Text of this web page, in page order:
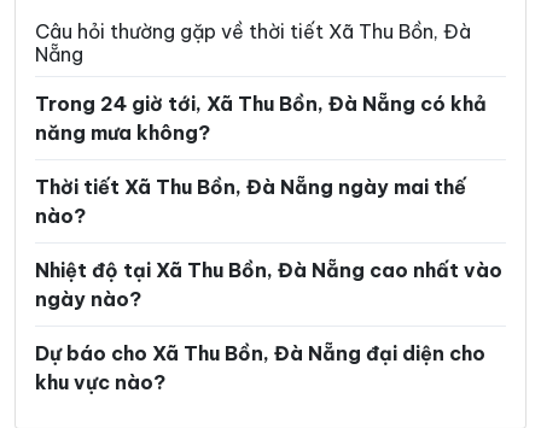
Xã Lãnh Ngọc Xã Nam Giang
Xã Nam Phước Xã Nam Trà My
Xã Nông Sơn
Xã Phước Hiệp
Xã Phước Thành Xã Phước Trà
Xã Quế Phước
Xã Quế Sơn Trung Xã Sơn Cẩm Hà
Câu hỏi thường gặp về thời tiết Xã Thu Bồn, Đà
Nẵng
Trong 24 giờ tới, Xã Thu Bồn, Đà Nẵng có khả
năng mưa không?
Thời tiết Xã Thu Bồn, Đà Nẵng ngày mai thế
nào?
Nhiệt độ tại Xã Thu Bồn, Đà Nẵng cao nhất vào
ngày nào?
Dự báo cho Xã Thu Bồn, Đà Nẵng đại diện cho
khu vực nào?